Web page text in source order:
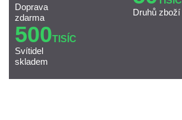
Doprava
zdarma
Druhů zboží
500TISÍC
Svítidel
skladem